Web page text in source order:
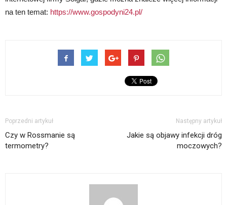
na ten temat: https://www.gospodyni24.pl/
Poprzedni artykuł
Czy w Rossmanie są
termometry?
Następny artykuł
Jakie są objawy infekcji dróg
moczowych?